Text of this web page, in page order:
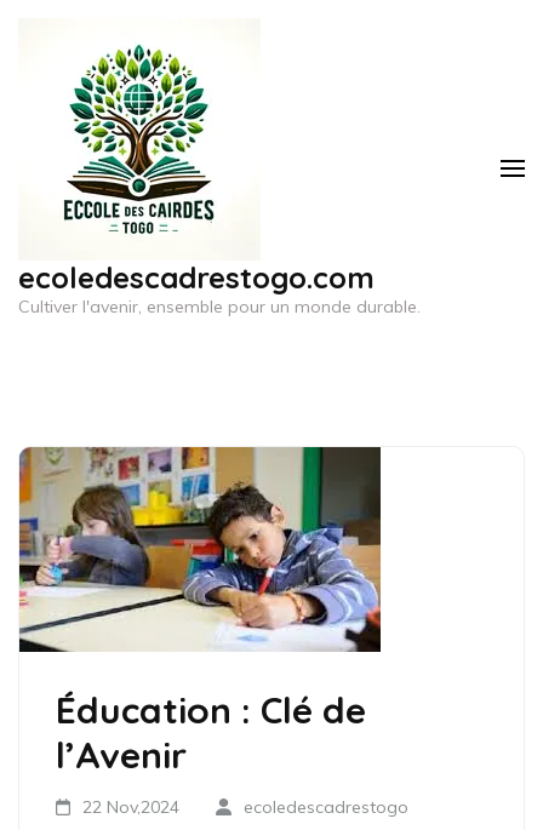
contenu
(Pressez
ecoledescadrestogo.com
Cultiver l'avenir, ensemble pour un monde durable.
Éducation : Clé de
l’Avenir
22 Nov,2024
ecoledescadrestogo